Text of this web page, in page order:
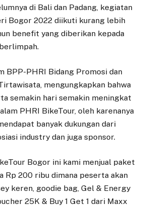
di Bali dan Padang, kegiatan
Bogor 2022 diikuti kurang lebih
benefit yang diberikan kepada
BPP-PHRI Bidang Promosi dan
mengungkapkan bahwa
semakin hari semakin meningkat
PHRI BikeTour, oleh karenanya
banyak dukungan dari
industry dan juga sponsor.
Bogor ini kami menjual paket
Rp 200 ribu dimana peserta akan
keren, goodie bag, Gel & Energy
25K & Buy 1 Get 1 dari Maxx